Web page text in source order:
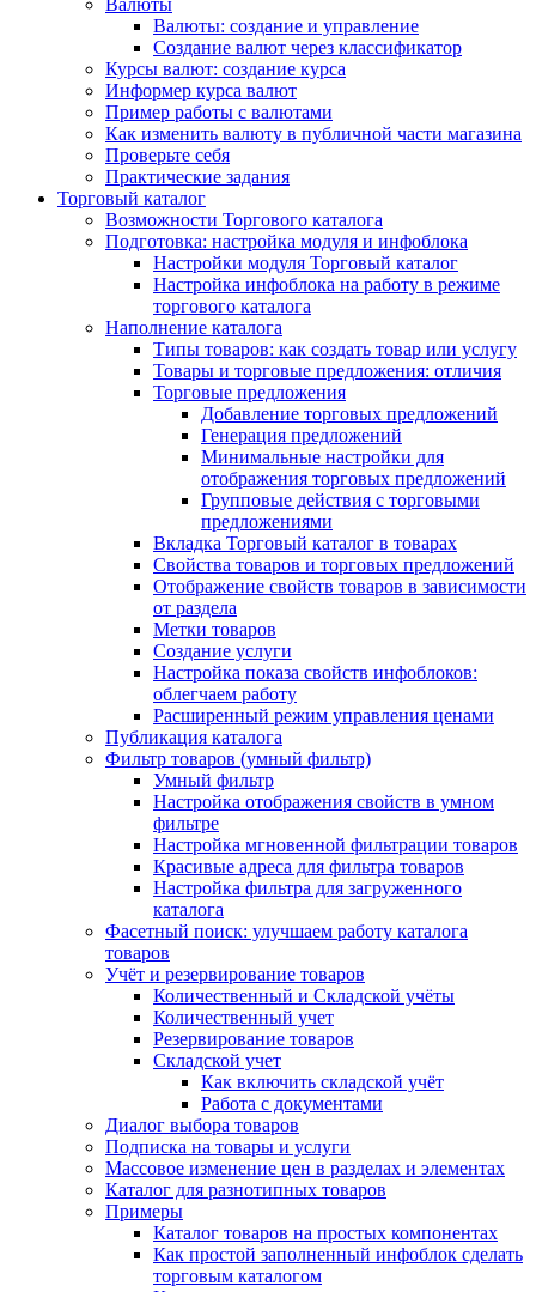
Валюты
Валюты: создание и управление
Создание валют через классификатор
Курсы валют: создание курса
Информер курса валют
Пример работы с валютами
Как изменить валюту в публичной части магазина
Проверьте себя
Практические задания
Торговый каталог
Возможности Торгового каталога
Подготовка: настройка модуля и инфоблока
Настройки модуля Торговый каталог
Настройка инфоблока на работу в режиме
торгового каталога
Наполнение каталога
Типы товаров: как создать товар или услугу
Товары и торговые предложения: отличия
Торговые предложения
Добавление торговых предложений
Генерация предложений
Минимальные настройки для
отображения торговых предложений
Групповые действия с торговыми
предложениями
Вкладка Торговый каталог в товарах
Свойства товаров и торговых предложений
Отображение свойств товаров в зависимости
от раздела
Метки товаров
Создание услуги
Настройка показа свойств инфоблоков:
облегчаем работу
Расширенный режим управления ценами
Публикация каталога
Фильтр товаров (умный фильтр)
Умный фильтр
Настройка отображения свойств в умном
фильтре
Настройка мгновенной фильтрации товаров
Красивые адреса для фильтра товаров
Настройка фильтра для загруженного
каталога
Фасетный поиск: улучшаем работу каталога
товаров
Учёт и резервирование товаров
Количественный и Складской учёты
Количественный учет
Резервирование товаров
Складской учет
Как включить складской учёт
Работа с документами
Диалог выбора товаров
Подписка на товары и услуги
Массовое изменение цен в разделах и элементах
Каталог для разнотипных товаров
Примеры
Каталог товаров на простых компонентах
Как простой заполненный инфоблок сделать
торговым каталогом